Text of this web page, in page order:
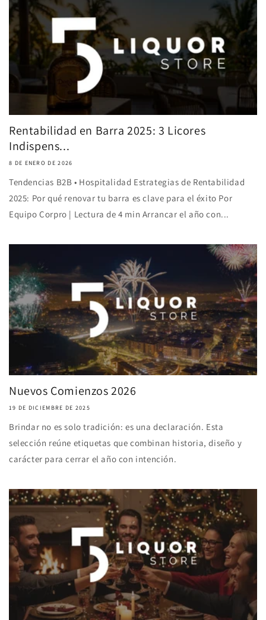
Rentabilidad en Barra 2025: 3 Licores
Indispens...
8 DE ENERO DE 2026
Tendencias B2B • Hospitalidad Estrategias de Rentabilidad
2025: Por qué renovar tu barra es clave para el éxito Por
Equipo Corpro | Lectura de 4 min Arrancar el año con...
Nuevos Comienzos 2026
19 DE DICIEMBRE DE 2025
Brindar no es solo tradición: es una declaración. Esta
selección reúne etiquetas que combinan historia, diseño y
carácter para cerrar el año con intención.